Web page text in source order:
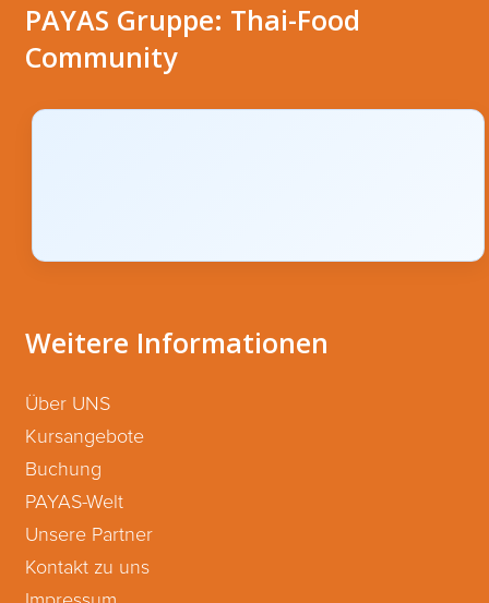
PAYAS Gruppe: Thai-Food
Community
Weitere Informationen
Über UNS
Kursangebote
Buchung
PAYAS-Welt
Unsere Partner
Kontakt zu uns